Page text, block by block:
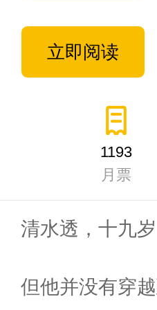
立即阅读
1193
月票
清水透，十九岁
但他并没有穿